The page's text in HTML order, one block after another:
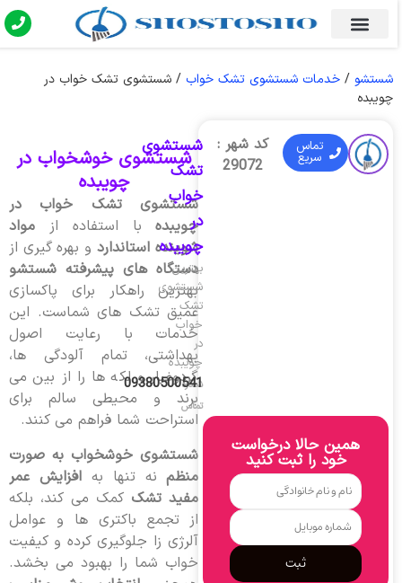
شستشو/ خدمات شستشوی تشک خواب/ شستشوی تشک خواب در
چویبده
شستشوی خوشخواب در
چویبده
شستشوی تشک خواب در
چویبدهبا استفاده از
مواد
شوینده استانداردو بهره گیری از
دستگاه های پیشرفته شستشو
بهترین راهکار برای پاکسازی
عمیق تشک های شماست. این
خدمات با رعایت اصول
بهداشتی، تمام آلودگی ها،
گردوغبار و لکه ها را از بین می
برند و محیطی سالم برای
استراحت شما فراهم می کنند.
شستشوی خوشخواب به صورت
منظمنه تنها به افزایش عمر
مفید تشککمک می کند، بلکه
از تجمع باکتری ها و عوامل
آلرژی زا جلوگیری کرده و کیفیت
خواب شما را بهبود می بخشد.
تماس
سریع
کد شهر :
29072
شستشوی
تشک
خواب
در
چویبده
بهترین
شستشوی
تشک
خواب
در
چویبده
شماره
تماس
09380500541
همین حالا درخواست
خود را ثبت کنید
ثبت